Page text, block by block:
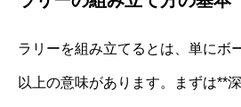
ラリーを組み立てるとは、単にボ
以上の意味があります。まずは**